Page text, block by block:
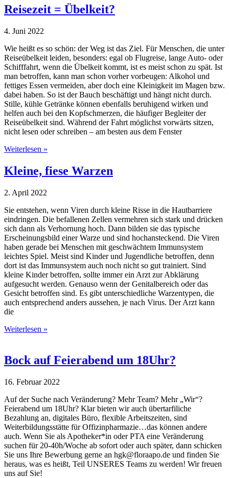
Reisezeit = Übelkeit?
4. Juni 2022
Wie heißt es so schön: der Weg ist das Ziel. Für Menschen, die unter
Reiseübelkeit leiden, besonders: egal ob Flugreise, lange Auto- oder
Schifffahrt, wenn die Übelkeit kommt, ist es meist schon zu spät. Ist
man betroffen, kann man schon vorher vorbeugen: Alkohol und
fettiges Essen vermeiden, aber doch eine Kleinigkeit im Magen bzw.
dabei haben. So ist der Bauch beschäftigt und hängt nicht durch.
Stille, kühle Getränke können ebenfalls beruhigend wirken und
helfen auch bei den Kopfschmerzen, die häufiger Begleiter der
Reiseübelkeit sind. Während der Fahrt möglichst vorwärts sitzen,
nicht lesen oder schreiben – am besten aus dem Fenster
Weiterlesen »
Kleine, fiese Warzen
2. April 2022
Sie entstehen, wenn Viren durch kleine Risse in die Hautbarriere
eindringen. Die befallenen Zellen vermehren sich stark und drücken
sich dann als Verhornung hoch. Dann bilden sie das typische
Erscheinungsbild einer Warze und sind hochansteckend. Die Viren
haben gerade bei Menschen mit geschwächtem Immunsystem
leichtes Spiel. Meist sind Kinder und Jugendliche betroffen, denn
dort ist das Immunsystem auch noch nicht so gut trainiert. Sind
kleine Kinder betroffen, sollte immer ein Arzt zur Abklärung
aufgesucht werden. Genauso wenn der Genitalbereich oder das
Gesicht betroffen sind. Es gibt unterschiedliche Warzentypen, die
auch entsprechend anders aussehen, je nach Virus. Der Arzt kann
die
Weiterlesen »
Bock auf Feierabend um 18Uhr?
16. Februar 2022
Auf der Suche nach Veränderung? Mehr Team? Mehr „Wir“?
Feierabend um 18Uhr? Klar bieten wir auch übertarfiliche
Bezahlung an, digitales Büro, flexible Arbeitszeiten, sind
Weiterbildungsstätte für Offizinpharmazie…das können andere
auch. Wenn Sie als Apotheker*in oder PTA eine Veränderung
suchen für 20-40h/Woche ab sofort oder auch später, dann schicken
Sie uns Ihre Bewerbung gerne an hgk@floraapo.de und finden Sie
heraus, was es heißt, Teil UNSERES Teams zu werden! Wir freuen
uns auf Sie!